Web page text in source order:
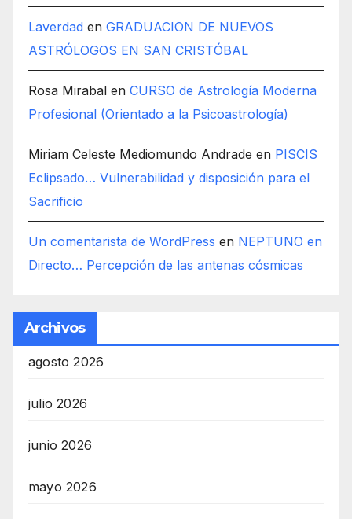
Laverdad en GRADUACION DE NUEVOS
ASTRÓLOGOS EN SAN CRISTÓBAL
Rosa Mirabal en CURSO de Astrología Moderna
Profesional (Orientado a la Psicoastrología)
Miriam Celeste Mediomundo Andrade en PISCIS
Eclipsado… Vulnerabilidad y disposición para el
Sacrificio
Un comentarista de WordPress en NEPTUNO en
Directo… Percepción de las antenas cósmicas
Archivos
agosto 2026
julio 2026
junio 2026
mayo 2026